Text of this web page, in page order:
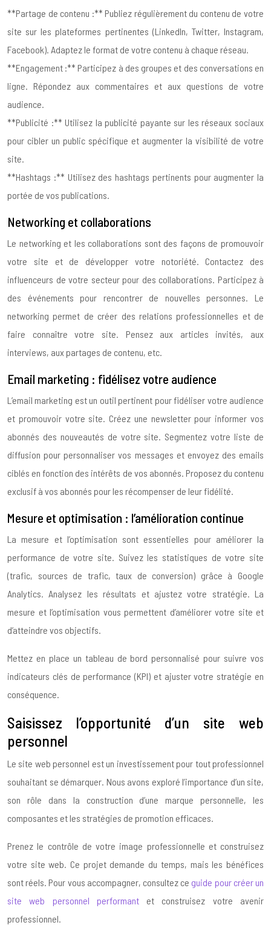
**Partage de contenu :** Publiez régulièrement du contenu de votre
site sur les plateformes pertinentes (LinkedIn, Twitter, Instagram,
Facebook). Adaptez le format de votre contenu à chaque réseau.
**Engagement :** Participez à des groupes et des conversations en
ligne. Répondez aux commentaires et aux questions de votre
audience.
**Publicité :** Utilisez la publicité payante sur les réseaux sociaux
pour cibler un public spécifique et augmenter la visibilité de votre
site.
**Hashtags :** Utilisez des hashtags pertinents pour augmenter la
portée de vos publications.
Networking et collaborations
Le networking et les collaborations sont des façons de promouvoir
votre site et de développer votre notoriété. Contactez des
influenceurs de votre secteur pour des collaborations. Participez à
des événements pour rencontrer de nouvelles personnes. Le
networking permet de créer des relations professionnelles et de
faire connaître votre site. Pensez aux articles invités, aux
interviews, aux partages de contenu, etc.
Email marketing : fidélisez votre audience
L’email marketing est un outil pertinent pour fidéliser votre audience
et promouvoir votre site. Créez une newsletter pour informer vos
abonnés des nouveautés de votre site. Segmentez votre liste de
diffusion pour personnaliser vos messages et envoyez des emails
ciblés en fonction des intérêts de vos abonnés. Proposez du contenu
exclusif à vos abonnés pour les récompenser de leur fidélité.
Mesure et optimisation : l’amélioration continue
La mesure et l’optimisation sont essentielles pour améliorer la
performance de votre site. Suivez les statistiques de votre site
(trafic, sources de trafic, taux de conversion) grâce à Google
Analytics. Analysez les résultats et ajustez votre stratégie. La
mesure et l’optimisation vous permettent d’améliorer votre site et
d’atteindre vos objectifs.
Mettez en place un tableau de bord personnalisé pour suivre vos
indicateurs clés de performance (KPI) et ajuster votre stratégie en
conséquence.
Saisissez l’opportunité d’un site web
personnel
Le site web personnel est un investissement pour tout professionnel
souhaitant se démarquer. Nous avons exploré l’importance d’un site,
son rôle dans la construction d’une marque personnelle, les
composantes et les stratégies de promotion efficaces.
Prenez le contrôle de votre image professionnelle et construisez
votre site web. Ce projet demande du temps, mais les bénéfices
sont réels. Pour vous accompagner, consultez ceguide pour créer un
site web personnel performantet construisez votre avenir
professionnel.